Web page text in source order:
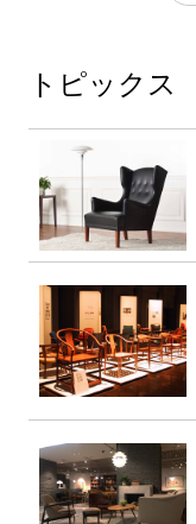
トピックス